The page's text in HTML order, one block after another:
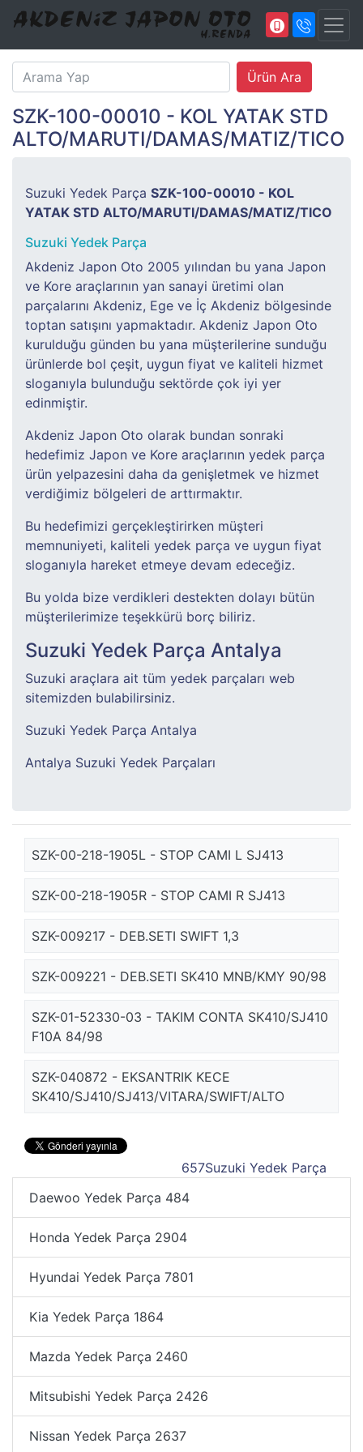
SZK-100-00010 - KOL YATAK STD
ALTO/MARUTI/DAMAS/MATIZ/TICO
Suzuki Yedek Parça SZK-100-00010 - KOL
YATAK STD ALTO/MARUTI/DAMAS/MATIZ/TICO
Suzuki Yedek Parça
Akdeniz Japon Oto 2005 yılından bu yana Japon
ve Kore araçlarının yan sanayi üretimi olan
parçalarını Akdeniz, Ege ve İç Akdeniz bölgesinde
toptan satışını yapmaktadır. Akdeniz Japon Oto
kurulduğu günden bu yana müşterilerine sunduğu
ürünlerde bol çeşit, uygun fiyat ve kaliteli hizmet
sloganıyla bulunduğu sektörde çok iyi yer
edinmiştir.
Akdeniz Japon Oto olarak bundan sonraki
hedefimiz Japon ve Kore araçlarının yedek parça
ürün yelpazesini daha da genişletmek ve hizmet
verdiğimiz bölgeleri de arttırmaktır.
Bu hedefimizi gerçekleştirirken müşteri
memnuniyeti, kaliteli yedek parça ve uygun fiyat
sloganıyla hareket etmeye devam edeceğiz.
Bu yolda bize verdikleri destekten dolayı bütün
müşterilerimize teşekkürü borç biliriz.
Suzuki Yedek Parça Antalya
Suzuki araçlara ait tüm yedek parçaları web
sitemizden bulabilirsiniz.
Suzuki Yedek Parça Antalya
Antalya Suzuki Yedek Parçaları
SZK-00-218-1905L - STOP CAMI L SJ413
SZK-00-218-1905R - STOP CAMI R SJ413
SZK-009217 - DEB.SETI SWIFT 1,3
SZK-009221 - DEB.SETI SK410 MNB/KMY 90/98
SZK-01-52330-03 - TAKIM CONTA SK410/SJ410
F10A 84/98
SZK-040872 - EKSANTRIK KECE
SK410/SJ410/SJ413/VITARA/SWIFT/ALTO
657Suzuki Yedek Parça
Daewoo Yedek Parça 484
Honda Yedek Parça 2904
Hyundai Yedek Parça 7801
Kia Yedek Parça 1864
Mazda Yedek Parça 2460
Mitsubishi Yedek Parça 2426
Nissan Yedek Parça 2637